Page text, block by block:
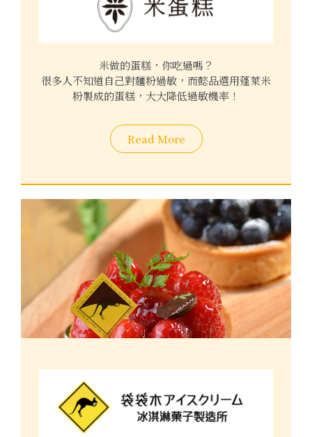
米做的蛋糕，你吃過嗎？
很多人不知道自己對麵粉過敏，而懿品選用蓬萊米
粉製成的蛋糕，大大降低過敏機率！
Read More